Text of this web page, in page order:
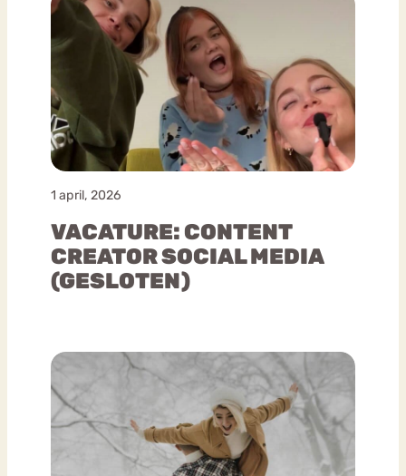
1 april, 2026
VACATURE: CONTENT
CREATOR SOCIAL MEDIA
(GESLOTEN)